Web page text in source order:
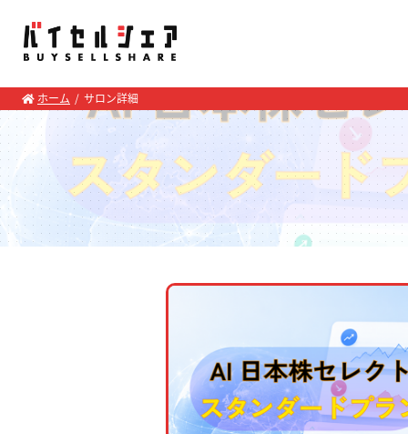
ホーム サロン詳細